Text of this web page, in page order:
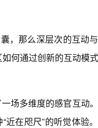
，那么深层次的互动
何通过创新的互动模
场多维度的感官互动
近在咫尺”的听觉体验